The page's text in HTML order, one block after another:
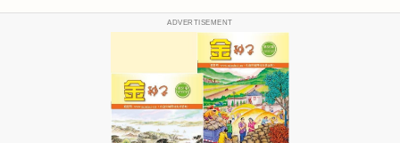
ADVERTISEMENT